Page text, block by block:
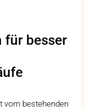
für besser
vom bestehenden